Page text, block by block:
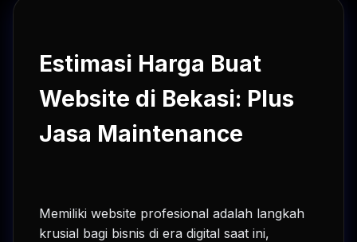
Estimasi Harga Buat
Website di Bekasi: Plus
Jasa Maintenance
Memiliki website profesional adalah langkah
krusial bagi bisnis di era digital saat ini,